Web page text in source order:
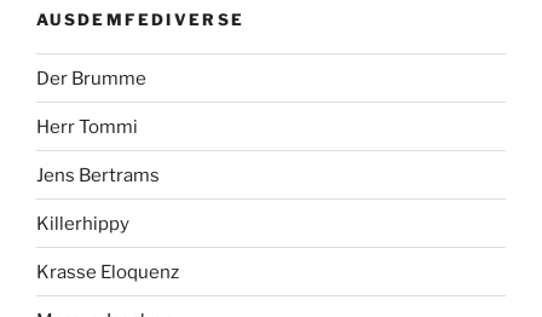
AUSDEMFEDIVERSE
Der Brumme
Herr Tommi
Jens Bertrams
Killerhippy
Krasse Eloquenz